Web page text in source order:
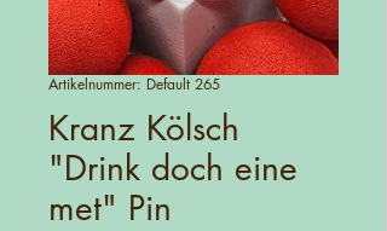
Artikelnummer: Default 265
Kranz Kölsch
"Drink doch eine
met" Pin